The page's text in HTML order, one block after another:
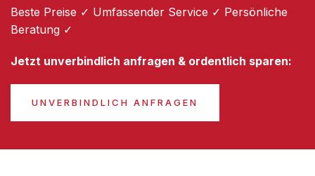
Beste Preise ✓ Umfassender Service ✓ Persönliche
Beratung ✓
Jetzt unverbindlich anfragen & ordentlich sparen:
UNVERBINDLICH ANFRAGEN